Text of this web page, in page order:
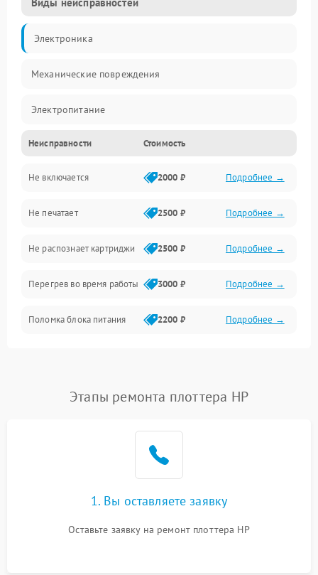
Электроника
Механические повреждения
Электропитание
Работа системы
Механика
Оптика
Программное обеспечение
Корпус/Герметичность
Интерфейсы
Неисправности Стоимость
Не включается 2000 ₽ Подробнее →
Не печатает 2500 ₽ Подробнее →
Не распознает картриджи 2500 ₽ Подробнее →
Перегрев во время работы 3000 ₽ Подробнее →
Поломка блока питания 2200 ₽ Подробнее →
Этапы ремонта плоттера HP
1. Вы оставляете заявку
Оставьте заявку на ремонт плоттера HP